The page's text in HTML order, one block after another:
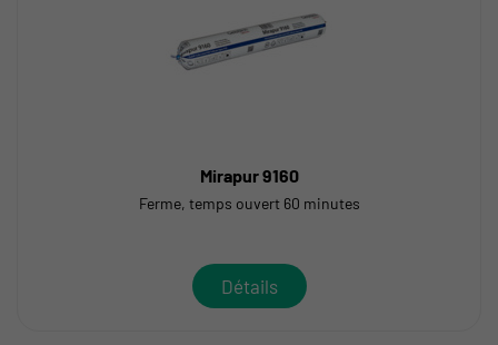
Mirapur 9160
Ferme, temps ouvert 60 minutes
Détails